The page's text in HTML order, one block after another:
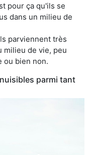
pour ça qu'ils se
dans un milieu de
parviennent très
milieu de vie, peu
ou bien non.
parmi tant